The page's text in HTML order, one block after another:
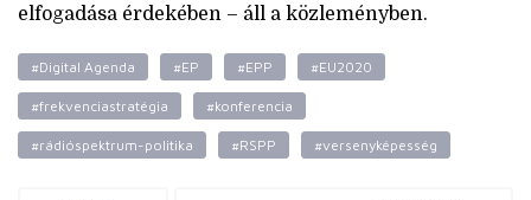
elfogadása érdekében – áll a közleményben.
#Digital Agenda #EP #EPP #EU2020
#frekvenciastratégia #konferencia
#rádióspektrum-politika #RSPP #versenyképesség